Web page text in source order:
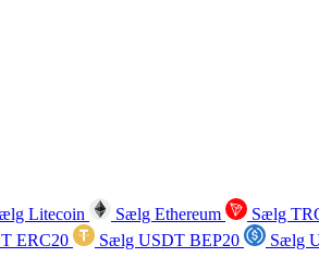
Litecoin Sælg Ethereum
Sælg
ERC20 Sælg USDT BEP20 Sælg